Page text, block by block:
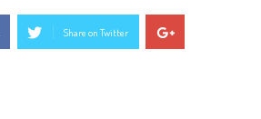
Share on Twitter